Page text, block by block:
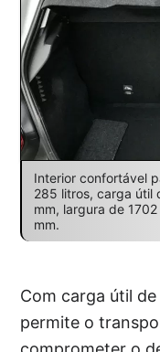
Interior confortável
285 litros, carga útil
mm, largura de
mm.
Com carga útil
permite o